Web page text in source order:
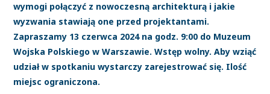
wymogi połączyć z nowoczesną architekturą i jakie
wyzwania stawiają one przed projektantami.
Zapraszamy 13 czerwca 2024 na godz. 9:00 do Muzeum
Wojska Polskiego w Warszawie. Wstęp wolny. Aby wziąć
udział w spotkaniu wystarczy zarejestrować się. Ilość
miejsc ograniczona.